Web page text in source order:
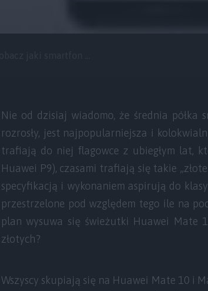
Nie od dzisiaj wiadomo, że średnia
rozrosły, jest najpopularniejsza i
trafiają do niej flagowce z ubiegłym lat,
Huawei P9), czasami trafiają się takie
specyfikacją i wykonaniem aspirują do
przestrzelone pod względem tego ile na
plan wysuwa się świeżutki Huawei Mate
złotych?
Wszyscy skupiają się na Huawei Mate 10 i